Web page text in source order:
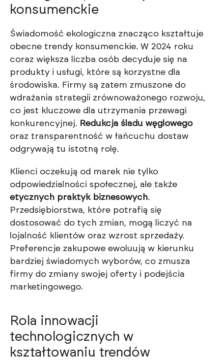
konsumenckie
Świadomość ekologiczna znacząco kształtuje
obecne trendy konsumenckie. W 2024 roku
coraz większa liczba osób decyduje się na
produkty i usługi, które są korzystne dla
środowiska. Firmy są zatem zmuszone do
wdrażania strategii zrównoważonego rozwoju,
co jest kluczowe dla utrzymania przewagi
konkurencyjnej. Redukcja śladu węglowego
oraz transparentność w łańcuchu dostaw
odgrywają tu istotną rolę.
Klienci oczekują od marek nie tylko
odpowiedzialności społecznej, ale także
etycznych praktyk biznesowych.
Przedsiębiorstwa, które potrafią się
dostosować do tych zmian, mogą liczyć na
lojalność klientów oraz wzrost sprzedaży.
Preferencje zakupowe ewoluują w kierunku
bardziej świadomych wyborów, co zmusza
firmy do zmiany swojej oferty i podejścia
marketingowego.
Rola innowacji
technologicznych w
kształtowaniu trendów